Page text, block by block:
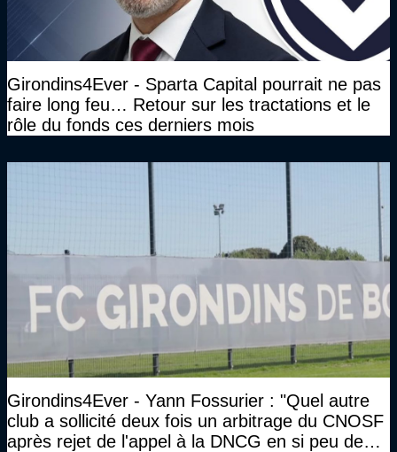
Girondins4Ever - Sparta Capital pourrait ne pas
faire long feu… Retour sur les tractations et le
rôle du fonds ces derniers mois
Girondins4Ever - Yann Fossurier : "Quel autre
club a sollicité deux fois un arbitrage du CNOSF
après rejet de l'appel à la DNCG en si peu de